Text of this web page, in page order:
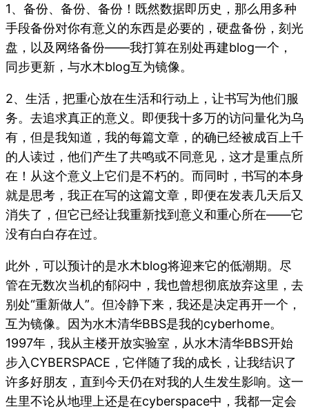
1、备份、备份、备份！既然数据即历史，那么用多种
手段备份对你有意义的东西是必要的，硬盘备份，刻光
盘，以及网络备份——我打算在别处再建blog一个，
同步更新，与水木blog互为镜像。
2、生活，把重心放在生活和行动上，让书写为他们服
务。去追求真正的意义。即便我十多万的访问量化为乌
有，但是我知道，我的每篇文章，的确已经被成百上千
的人读过，他们产生了共鸣或不同意见，这才是重点所
在！从这个意义上它们是不朽的。而同时，书写的本身
就是思考，我正在写的这篇文章，即便在发表几天后又
消失了，但它已经让我重新找到意义和重心所在——它
没有白白存在过。
此外，可以预计的是水木blog将迎来它的低潮期。尽
管在无数次当机的郁闷中，我也曾想彻底放弃这里，去
别处“重新做人”。但冷静下来，我还是决定再开一个，
互为镜像。因为水木清华BBS是我的cyberhome。
1997年，我从主楼开放实验室，从水木清华BBS开始
步入CYBERSPACE，它伴随了我的成长，让我结识了
许多好朋友，直到今天仍在对我的人生发生影响。这一
生里不论从地理上还是在cyberspace中，我都一定会